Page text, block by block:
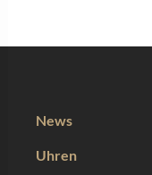
News
Uhren